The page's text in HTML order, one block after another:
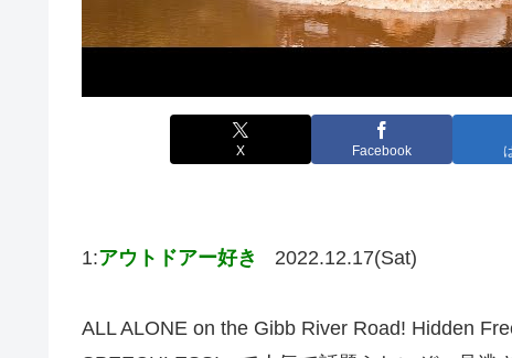
X Facebook
1:アウトドアー好き 2022.12.17(Sat)
ALL ALONE on the Gibb River Road! Hidden